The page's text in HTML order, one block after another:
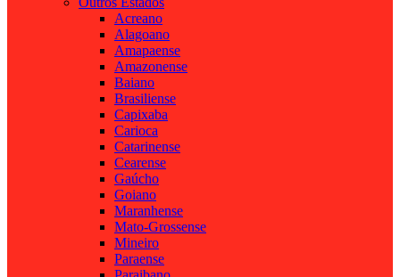
Acreano
Alagoano
Amapaense
Amazonense
Baiano
Brasiliense
Capixaba
Carioca
Catarinense
Cearense
Gaúcho
Goiano
Maranhense
Mato-Grossense
Mineiro
Paraense